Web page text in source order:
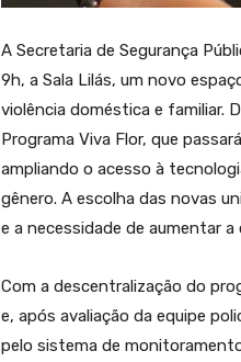
A Secretaria de Segurança
9h, a Sala Lilás, um novo
violência doméstica e familiar.
Programa Viva Flor, que
ampliando o acesso à
gênero. A escolha das novas
e a necessidade de aumentar
Com a descentralização do
e, após avaliação da equipe
pelo sistema de